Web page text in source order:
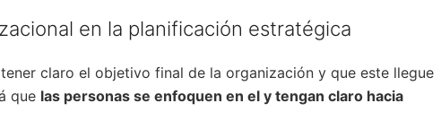
en la planificación estratégica
claro el objetivo final de la organización y que este llegue
que las personas se enfoquen en el y tengan claro hacia